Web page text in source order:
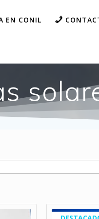
EN CONIL